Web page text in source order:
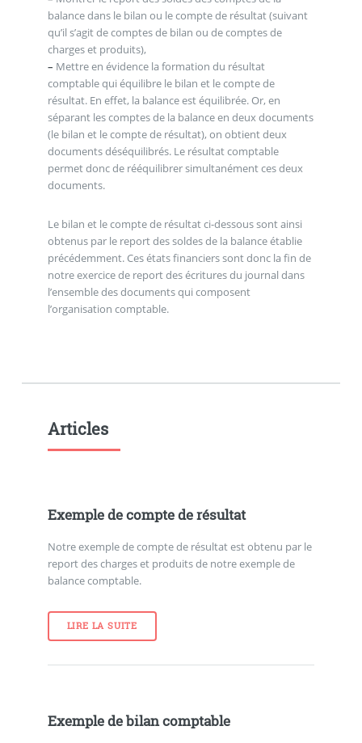
balance dans le bilan ou le compte de résultat (suivant
qu’il s’agit de comptes de bilan ou de comptes de
charges et produits),
– Mettre en évidence la formation du résultat
comptable qui équilibre le bilan et le compte de
résultat. En effet, la balance est équilibrée. Or, en
séparant les comptes de la balance en deux documents
(le bilan et le compte de résultat), on obtient deux
documents déséquilibrés. Le résultat comptable
permet donc de rééquilibrer simultanément ces deux
documents.
Le bilan et le compte de résultat ci-dessous sont ainsi
obtenus par le report des soldes de la balance établie
précédemment. Ces états financiers sont donc la fin de
notre exercice de report des écritures du journal dans
l’ensemble des documents qui composent
l’organisation comptable.
Articles
Exemple de compte de résultat
Notre exemple de compte de résultat est obtenu par le
report des charges et produits de notre exemple de
balance comptable.
LIRE LA SUITE
Exemple de bilan comptable